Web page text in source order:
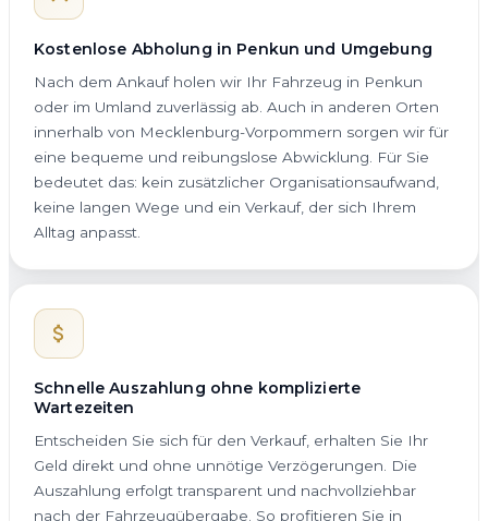
Kostenlose Abholung in Penkun und Umgebung
Nach dem Ankauf holen wir Ihr Fahrzeug in Penkun
oder im Umland zuverlässig ab. Auch in anderen Orten
innerhalb von Mecklenburg-Vorpommern sorgen wir für
eine bequeme und reibungslose Abwicklung. Für Sie
bedeutet das: kein zusätzlicher Organisationsaufwand,
keine langen Wege und ein Verkauf, der sich Ihrem
Alltag anpasst.
Schnelle Auszahlung ohne komplizierte
Wartezeiten
Entscheiden Sie sich für den Verkauf, erhalten Sie Ihr
Geld direkt und ohne unnötige Verzögerungen. Die
Auszahlung erfolgt transparent und nachvollziehbar
nach der Fahrzeugübergabe. So profitieren Sie in